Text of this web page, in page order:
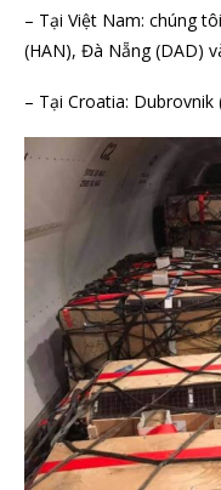
– Tại Việt Nam: chúng
(HAN), Đà Nẵng (DAD)
– Tại Croatia: Dubrovnik